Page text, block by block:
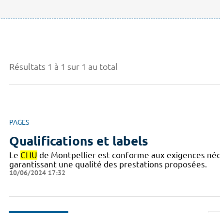
Résultats 1 à 1 sur 1 au total
PAGES
Qualifications et labels
Le CHU de Montpellier est conforme aux exigences
garantissant une qualité des prestations proposées.
10/06/2024 17:32